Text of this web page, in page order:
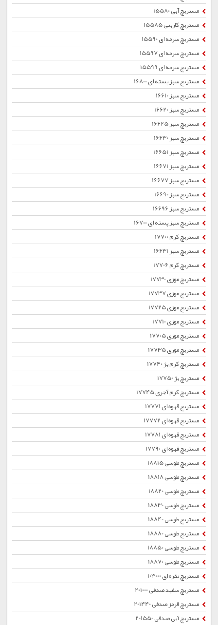
مستربچ آبی 15580
مستربچ کاربنی 15585
مستربچ سرمه ای 15590
مستربچ سرمه ای 15597
مستربچ سرمه ای 15599
مستربچ سبز پسته ای 16800
مستربچ سبز 16610
مستربچ سبز 16620
مستربچ سبز 16625
مستربچ سبز 16630
مستربچ سبز 16651
مستربچ سبز 16671
مستربچ سبز 16677
مستربچ سبز 16690
مستربچ سبز 16696
مستربچ سبز پسته ای 16700
مستربچ کرم 17700
مستربچ سبز 16631
مستربچ کرم 17706
مستربچ موزی 17730
مستربچ موزی 17737
مستربچ موزی 17725
مستربچ موزی 17710
مستربچ موزی 17705
مستربچ موزی 17735
مستربچ کرم بژ 17740
مستربچ بژ 17750
مستربچ کرم آجری 17745
مستربچ قهوه ای 17771
مستربچ قهوه ای 17772
مستربچ قهوه ای 17781
مستربچ قهوه ای 17790
مستربچ طوسی 18815
مستربچ طوسی 18818
مستربچ طوسی 18820
مستربچ طوسی 18830
مستربچ طوسی 18840
مستربچ طوسی 18880
مستربچ طوسی 18850
مستربچ طوسی 18870
مستربچ نقره ای 103000
مستربچ سفید صدفی 201000
مستربچ قرمز صدفی 201440
مستربچ آبی صدفی 201550